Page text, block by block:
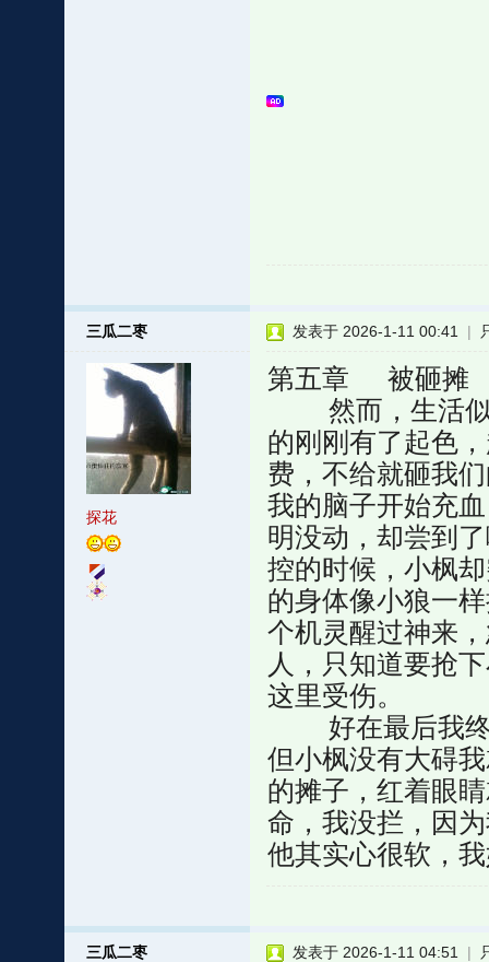
三瓜二枣
探花
发表于 2026-1-11 00:41 |
第五章 被砸摊
然而，生活似
的刚刚有了起色
费，不给就砸我
我的脑子开始充
明没动，却尝到
控的时候，小枫
的身体像小狼一
个机灵醒过神来
人，只知道要抢
这里受伤。
好在最后我终
但小枫没有大碍
的摊子，红着眼
命，我没拦，因
他其实心很软，
三瓜二枣 发表于 2026-1-11 04:51 |